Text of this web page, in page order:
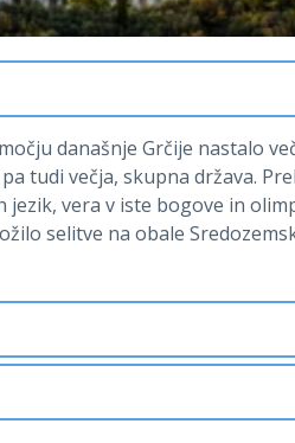
današnje Grčije nastalo
tudi večja, skupna država.
jezik, vera v iste bogove in
selitve na obale